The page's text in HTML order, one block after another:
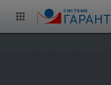
cистема
ГАРАНТ